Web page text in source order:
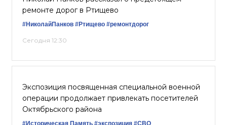
ремонте дорог в Ртищево
#НиколайПанков #Ртищево #ремонтдорог
Сегодня 12:30
Экспозиция посвященная специальной военной
операции продолжает привлекать посетителей
Октябрьского района
#Историческая Память #экспозиция #СВО